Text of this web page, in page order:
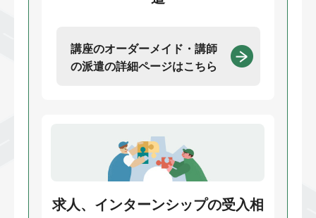
講座のオーダーメイド・講師
の派遣の詳細ページはこちら
求人、インターンシップの受入相